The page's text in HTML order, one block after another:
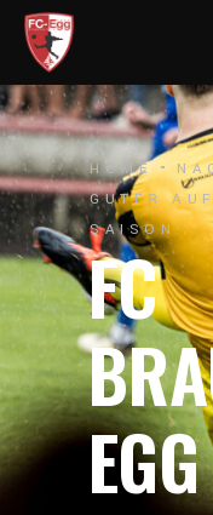
HOME
GUTER
SAISON!
FC
EGG